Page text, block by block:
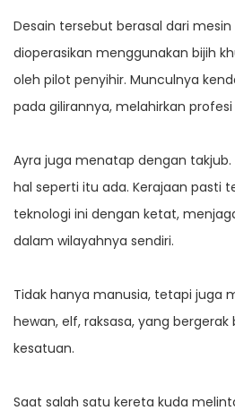
Desain tersebut berasal dari
dioperasikan menggunakan bijih
oleh pilot penyihir. Munculnya
pada gilirannya, melahirkan
Ayra juga menatap dengan
hal seperti itu ada. Kerajaan pasti
teknologi ini dengan ketat,
dalam wilayahnya sendiri.
Tidak hanya manusia, tetapi juga
hewan, elf, raksasa, yang
kesatuan.
Saat salah satu kereta kuda